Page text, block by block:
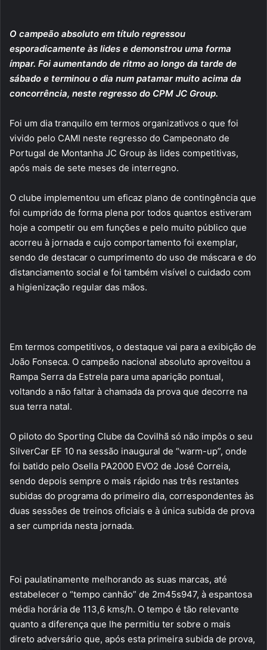
O campeão absoluto em título regressou
esporadicamente às lides e demonstrou uma forma
ímpar. Foi aumentando de ritmo ao longo da tarde de
sábado e terminou o dia num patamar muito acima da
concorrência, neste regresso do CPM JC Group.
Foi um dia tranquilo em termos organizativos o que foi
vivido pelo CAMI neste regresso do Campeonato de
Portugal de Montanha JC Group às lides competitivas,
após mais de sete meses de interregno.
O clube implementou um eficaz plano de contingência que
foi cumprido de forma plena por todos quantos estiveram
hoje a competir ou em funções e pelo muito público que
acorreu à jornada e cujo comportamento foi exemplar,
sendo de destacar o cumprimento do uso de máscara e do
distanciamento social e foi também visível o cuidado com
a higienização regular das mãos.
Em termos competitivos, o destaque vai para a exibição de
João Fonseca. O campeão nacional absoluto aproveitou a
Rampa Serra da Estrela para uma aparição pontual,
voltando a não faltar à chamada da prova que decorre na
sua terra natal.
O piloto do Sporting Clube da Covilhã só não impôs o seu
SilverCar EF 10 na sessão inaugural de “warm-up”, onde
foi batido pelo Osella PA2000 EVO2 de José Correia,
sendo depois sempre o mais rápido nas três restantes
subidas do programa do primeiro dia, correspondentes às
duas sessões de treinos oficiais e à única subida de prova
a ser cumprida nesta jornada.
Foi paulatinamente melhorando as suas marcas, até
estabelecer o “tempo canhão” de 2m45s947, à espantosa
média horária de 113,6 kms/h. O tempo é tão relevante
quanto a diferença que lhe permitiu ter sobre o mais
direto adversário que, após esta primeira subida de prova,